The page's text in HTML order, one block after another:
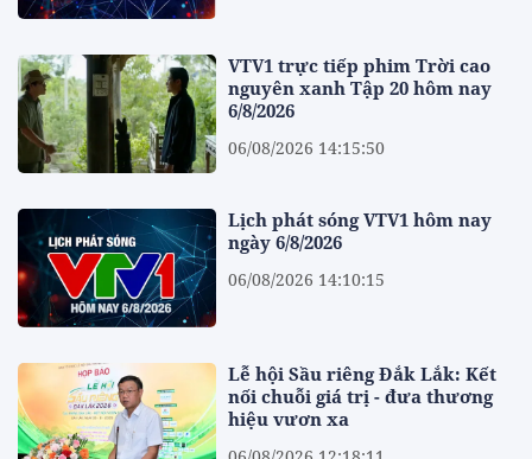
VTV1 trực tiếp phim Trời cao
nguyên xanh Tập 20 hôm nay
6/8/2026
06/08/2026 14:15:50
Lịch phát sóng VTV1 hôm nay
ngày 6/8/2026
06/08/2026 14:10:15
Lễ hội Sầu riêng Đắk Lắk: Kết
nối chuỗi giá trị - đưa thương
hiệu vươn xa